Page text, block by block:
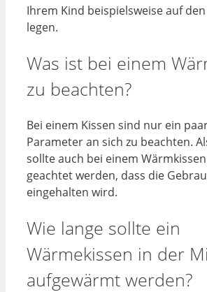
Ihrem Kind beispielsweise auf
legen.
Was ist bei einem
zu beachten?
Bei einem Kissen sind nur ein
Parameter an sich zu beachten.
sollte auch bei einem
geachtet werden, dass die
eingehalten wird.
Wie lange sollte ein
Wärmekissen in der
aufgewärmt werden?